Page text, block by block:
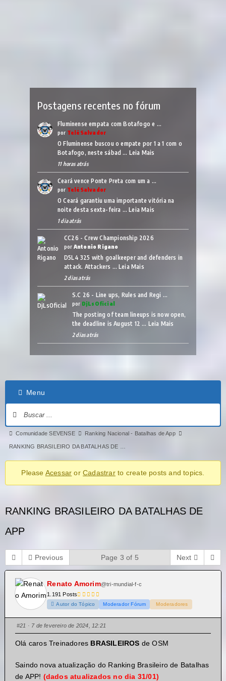
Postagens recentes no fórum
Fluminense empata com Botafogo e …
por TelêSalvador
O Fluminense buscou o empate por 1 a 1 com o
Botafogo, neste sábad … Leia Mais
11 horas atrás
Ceará vence Ponte Preta com um a …
por TelêSalvador
O Ceará garantiu uma importante vitória na
noite desta sexta-feira …Leia Mais
1 dia atrás
CC26 - Crew Championship 2026
por Antonio Rigano
D5L4 325 with goalkeeper and defenders in
attack. Attackers … Leia Mais
2 dias atrás
S.C 26 - Line ups, Rules and Regi …
por DjLsOficial
The posting of team lineups is now open,
the deadline is August 12 … Leia Mais
2 dias atrás
Menu
Comunidade SEVENSE Ranking Nacional - Batalhas de App
RANKING BRASILEIRO DA BATALHAS DE …
Please Acessar orCadastrarto create posts and topics.
RANKING BRASILEIRO DA BATALHAS DE
APP
Previous Page 3 of 5 Next
Renato Amorim@tri-mundial-f-c
1.191 Posts
Autor do Tópico Moderador Fórum Moderadores
#21 · 7 de fevereiro de 2024, 12:21
Olá caros Treinadores BRASILEIROS de OSM
Saindo nova atualização do Ranking Brasileiro de Batalhas
de APP! (dados atualizados no dia 31/01)